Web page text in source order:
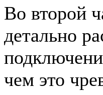
Во второй
детально
чем это